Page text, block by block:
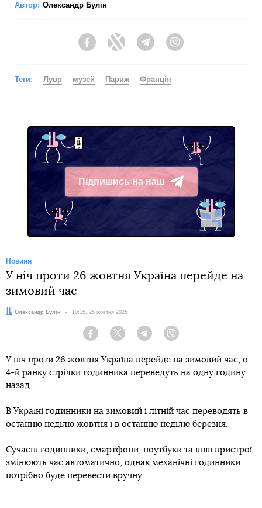
Автор: Олександр Булін
FacebookTwitter Telegram
Теги: Лувр музей Париж Франція
Підпишись на наш
Telegram
Новини
У ніч проти 26 жовтня Україна перейде на
зимовий час
Автор:
Олександр Булін Дата:
10:15, 25 жовтня 2025
Facebook Twitter Telegram
У ніч проти 26 жовтня Україна перейде на зимовий час, о
4-й ранку стрілки годинника переведуть на одну годину
назад.
В Україні годинники на зимовий і літній час переводять в
останню неділю жовтня і в останню неділю березня.
Сучасні годинники, смартфони, ноутбуки та інші пристрої
змінюють час автоматично, однак механічні годинники
потрібно буде перевести вручну.